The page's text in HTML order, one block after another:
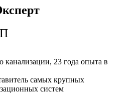
канализации, 23 года опыта в